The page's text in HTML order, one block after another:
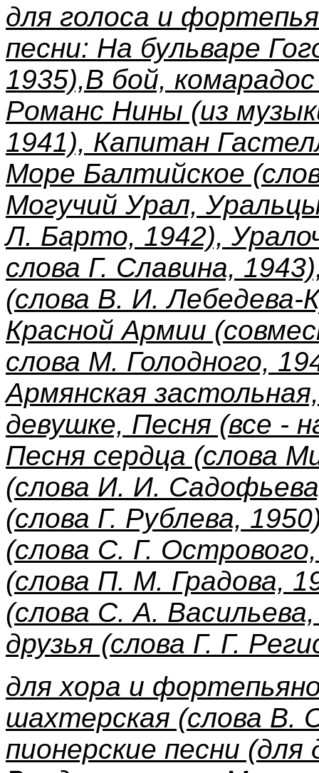
для голоса и
песни: На бульваре
1935),В бой,
Романс Нины (из
1941), Капитан
Море Балтийское
Могучий Урал,
Л. Барто, 1942),
слова Г. Славина,
(слова В. И. Лебедева-
Красной Армии
слова М. Голодного,
Армянская
девушке, Песня (все -
Песня сердца (слова
(слова И. И.
(слова Г. Рублева,
(слова С. Г.
(слова П. М. Градова,
(слова С. А.
друзья (слова Г. Г.
для хора и
шахтерская (слова В.
пионерские песни